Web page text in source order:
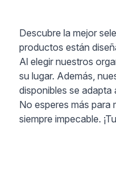
Descubre la mejor
productos están
Al elegir nuestros
su lugar. Además,
disponibles se
No esperes más
siempre impecable.